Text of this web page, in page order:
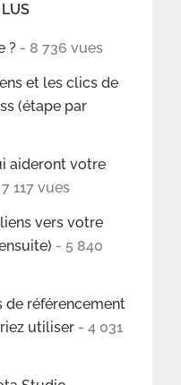
? - 8 736 vues
et les clics de
(étape par
aideront votre
117 vues
vers votre
- 5 840
de référencement
utiliser - 4 031